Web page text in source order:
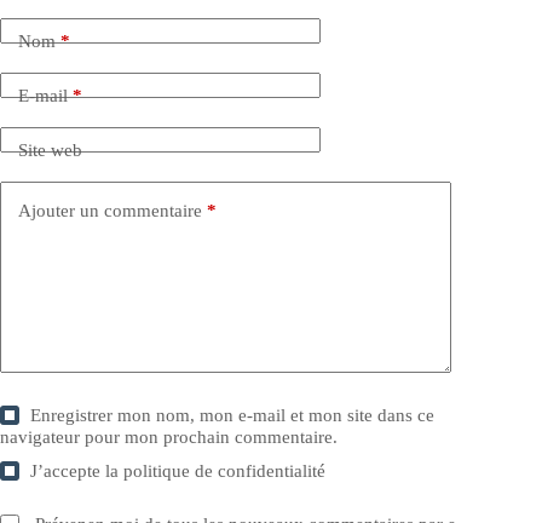
Nom*
E-mail*
Site web
Ajouter un commentaire *
Enregistrer mon nom, mon e-mail et mon site dans ce
navigateur pour mon prochain commentaire.
J’accepte lapolitique de confidentialité